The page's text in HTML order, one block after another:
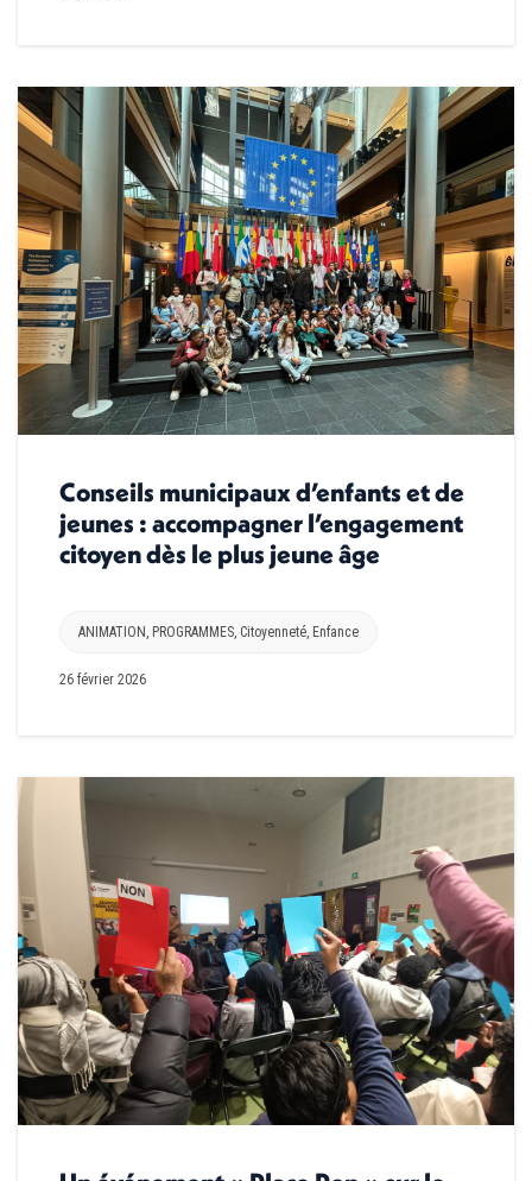
Conseils municipaux d’enfants et de
jeunes : accompagner l’engagement
citoyen dès le plus jeune âge
ANIMATION PROGRAMMES Citoyenneté Enfance
26 février 2026